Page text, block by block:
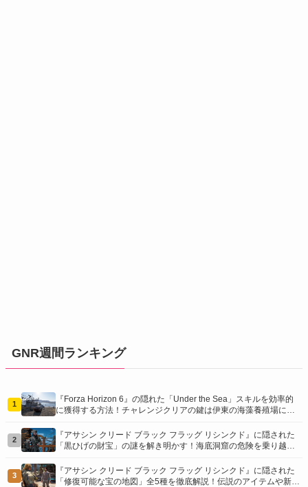
GNR週間ランキング
1
『Forza Horizon 6』の隠れた「Under the Sea」スキルを効率的
に獲得する方法！チャレンジクリアの鍵は伊東の海藻養殖場にあ
2
『アサシン クリード ブラック フラッグ リシンクド』に隠された
「黒ひげの財宝」の謎を解き明かす！海底洞窟の危険を乗り越
3
『アサシン クリード ブラック フラッグ リシンクド』に隠された
「修復可能な宝の地図」全5種を徹底解説！伝説のアイテムや新衣